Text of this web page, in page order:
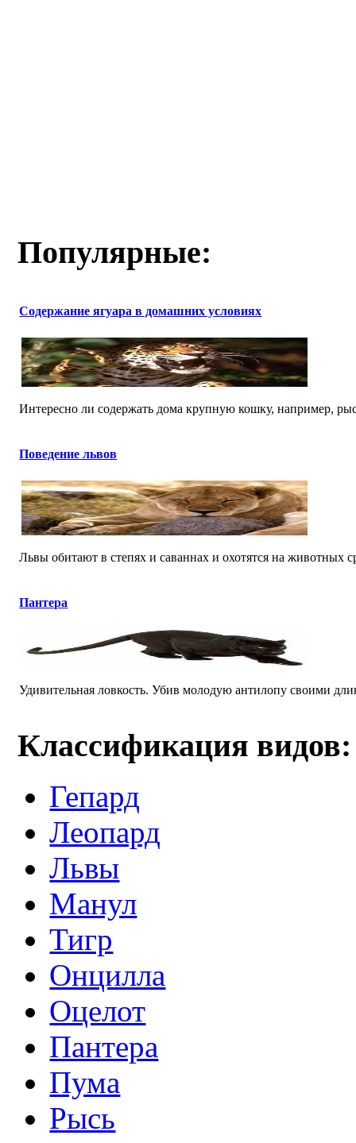
Популярные:
Содержание ягуара в домашних условиях
Интересно ли содержать дома крупную кошку, например,
Поведение львов
Львы обитают в степях и саваннах и охотятся на животных
Пантера
Удивительная ловкость. Убив молодую антилопу своими
Классификация видов:
Гепард
Леопард
Львы
Манул
Тигр
Онцилла
Оцелот
Пантера
Пума
Рысь